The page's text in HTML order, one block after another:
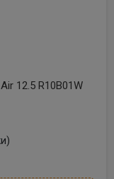
12.5 R10B01W